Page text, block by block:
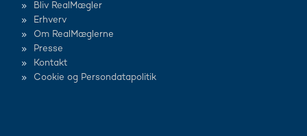
Bliv RealMægler
Erhverv
Om RealMæglerne
Presse
Kontakt
Cookie og Persondatapolitik